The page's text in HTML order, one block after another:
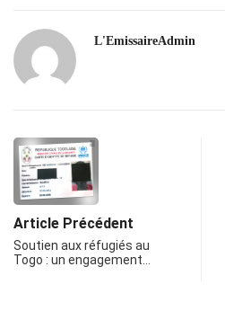
L'EmissaireAdmin
Article Précédent
Soutien aux réfugiés au
Togo : un engagement…